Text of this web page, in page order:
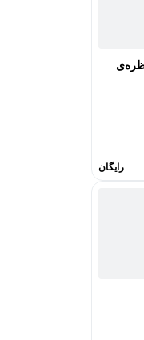
آموزش رایگان نقاشی منظره‎‌ی
رایگان